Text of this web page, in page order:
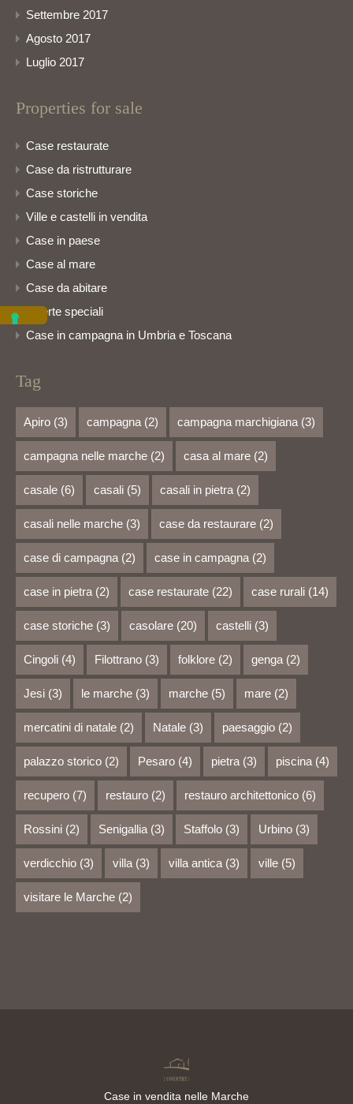
Settembre 2017
Agosto 2017
Luglio 2017
Properties for sale
Case restaurate
Case da ristrutturare
Case storiche
Ville e castelli in vendita
Case in paese
Case al mare
Case da abitare
Offerte speciali
Case in campagna in Umbria e Toscana
Tag
Apiro (3) campagna (2) campagna marchigiana (3)
campagna nelle marche (2) casa al mare (2)
casale (6) casali (5) casali in pietra (2)
casali nelle marche (3) case da restaurare (2)
case di campagna (2) case in campagna (2)
case in pietra (2) case restaurate (22) case rurali (14)
case storiche (3) casolare (20) castelli (3)
Cingoli (4) Filottrano (3) folklore (2) genga (2)
Jesi (3) le marche (3) marche (5) mare (2)
mercatini di natale (2) Natale (3) paesaggio (2)
palazzo storico (2) Pesaro (4) pietra (3) piscina (4)
recupero (7) restauro (2) restauro architettonico (6)
Rossini (2) Senigallia (3) Staffolo (3) Urbino (3)
verdicchio (3) villa (3) villa antica (3) ville (5)
visitare le Marche (2)
Case in vendita nelle Marche